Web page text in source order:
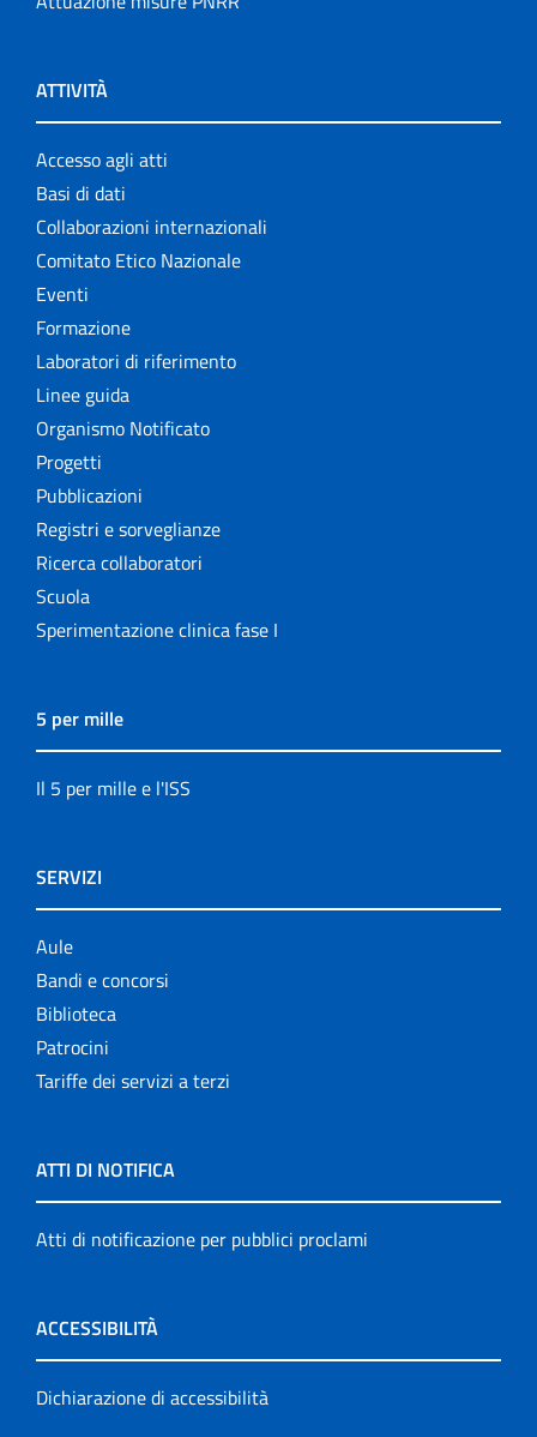
ATTIVITÀ
Accesso agli atti
Basi di dati
Collaborazioni internazionali
Comitato Etico Nazionale
Eventi
Formazione
Laboratori di riferimento
Linee guida
Organismo Notificato
Progetti
Pubblicazioni
Registri e sorveglianze
Ricerca collaboratori
Scuola
Sperimentazione clinica fase I
5 per mille
Il 5 per mille e l'ISS
SERVIZI
Aule
Bandi e concorsi
Biblioteca
Patrocini
Tariffe dei servizi a terzi
ATTI DI NOTIFICA
Atti di notificazione per pubblici proclami
ACCESSIBILITÀ
Dichiarazione di accessibilità